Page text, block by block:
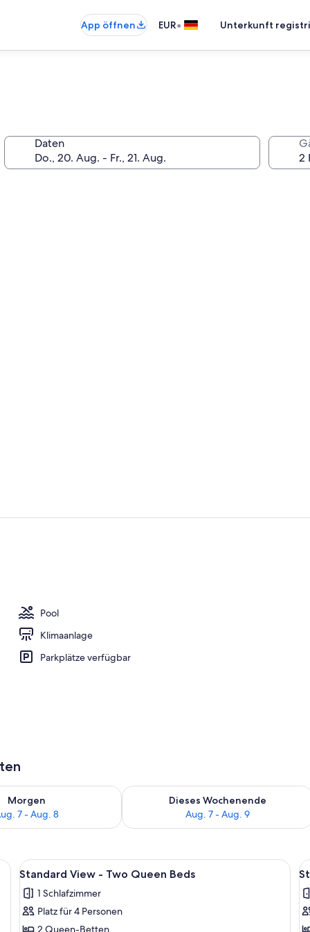
App öffnen EUR• Unterkunft
Daten
Pool
Klimaanlage
Parkplätze verfügbar
Aug. 7.
Morgen
7 - Aug. 8
für morgen, Aug. 7 - Aug. 8.
Dieses Wochenende
Aug. 7 - Aug. 9
Überprüfe die Verfügbarkeit für
Bügelbrett, kostenloses Internet
Alle
Fotos
für
Standard
Ein Hotelzimmer mit zwei Betten,
5
Standard View - Two Queen Beds
1 Schlafzimmer
Platz für 4 Personen
2 Queen-Betten